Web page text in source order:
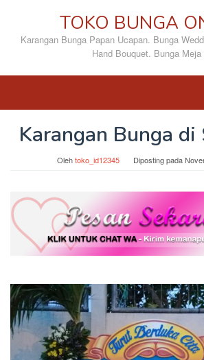
konten
TOKO BUNGA
Karangan Bunga Papan Ucapan. Bunga
Hand Bouquet. Bunga Meja
Karangan Bunga di
Olehtoko_id12345 Diposting pada